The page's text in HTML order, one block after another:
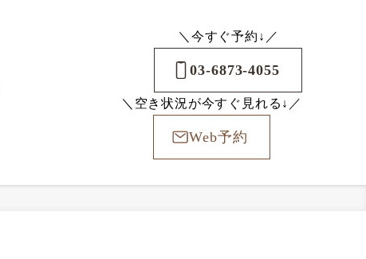
＼今すぐ予約↓／
03-6873-4055
＼空き状況が今すぐ見れる↓／
Web予約